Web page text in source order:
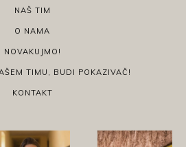
NAŠ TIM
O NAMA
NOVAKUJMO!
TIMU, BUDI POKAZIVAČ!
KONTAKT